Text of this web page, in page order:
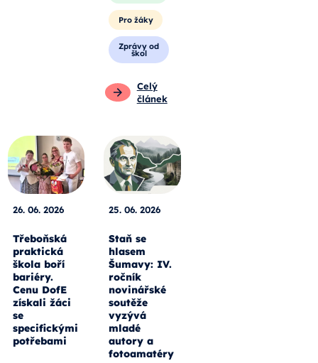
Pro žáky
Zprávy od
škol
Celý
článek
26. 06. 2026
Třeboňská
praktická
škola boří
bariéry.
Cenu DofE
získali žáci
se
specifickými
potřebami
25. 06. 2026
Staň se
hlasem
Šumavy: IV.
ročník
novinářské
soutěže
vyzývá
mladé
autory a
fotoamatéry